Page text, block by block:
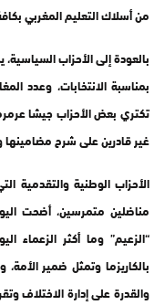
من أسلاك التعليم المغربي بكافة مراحله
بالعودة إلى الأحزاب
بمناسبة الانتخابات، وعدد
تكتري بعض الأحزاب جيشا
غير قادرين على شرح مضامينها
الأحزاب الوطنية والتقدمية
مناضلين متمرسين، أضحت
“الزعيم” وما أكثر الزعماء
بالكاريزما وتمثل ضمير
والقدرة على إدارة الاختلاف